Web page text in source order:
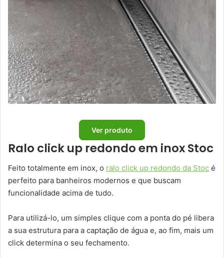
Ver produto
Ralo click up redondo em inox Stoc
Feito totalmente em inox, o ralo click up redondo da Stoc é
perfeito para banheiros modernos e que buscam
funcionalidade acima de tudo.
Para utilizá-lo, um simples clique com a ponta do pé libera
a sua estrutura para a captação de água e, ao fim, mais um
click determina o seu fechamento.